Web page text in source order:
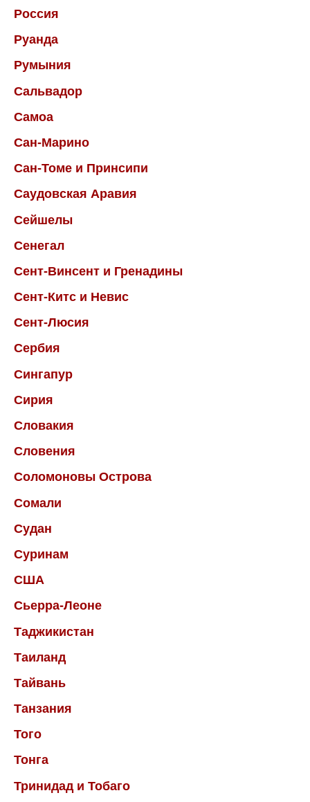
Россия
Руанда
Румыния
Сальвадор
Самоа
Сан-Марино
Сан-Томе и Принсипи
Саудовская Аравия
Сейшелы
Сенегал
Сент-Винсент и Гренадины
Сент-Китс и Невис
Сент-Люсия
Сербия
Сингапур
Сирия
Словакия
Словения
Соломоновы Острова
Сомали
Судан
Суринам
США
Сьерра-Леоне
Таджикистан
Таиланд
Тайвань
Танзания
Того
Тонга
Тринидад и Тобаго